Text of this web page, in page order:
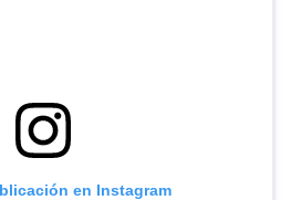
en Instagram